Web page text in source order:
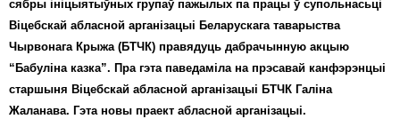
сябры ініцыятыўных групаў пажылых па працы ў супольнасьці
Віцебскай абласной арганізацыі Беларускага таварыства
Чырвонага Крыжа (БТЧК) правядуць дабрачынную акцыю
“Бабуліна казка”. Пра гэта паведаміла на прэсавай канфэрэнцыі
старшыня Віцебскай абласной арганізацыі БТЧК Галіна
Жаланава. Гэта новы праект абласной арганізацыі.